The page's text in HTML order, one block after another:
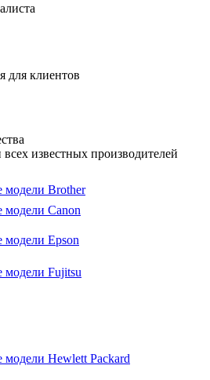
для клиентов
известных производителей
модели Brother
модели Canon
модели Epson
модели Fujitsu
модели Hewlett Packard